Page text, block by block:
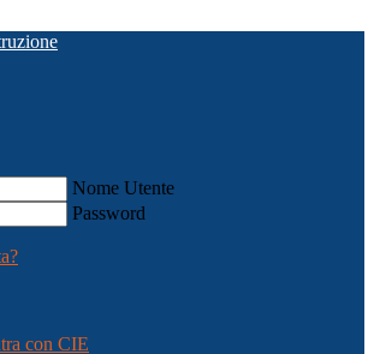
Nome Utente
Password
con CIE